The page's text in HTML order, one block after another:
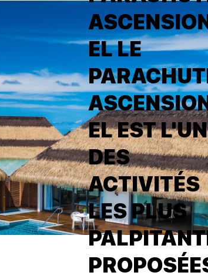
EL LE
EL EST
DES
ACTIVITÉS
LES PLUS